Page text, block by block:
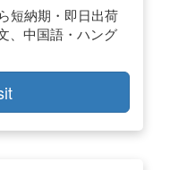
短納期・即日出荷
、中国語・ハング